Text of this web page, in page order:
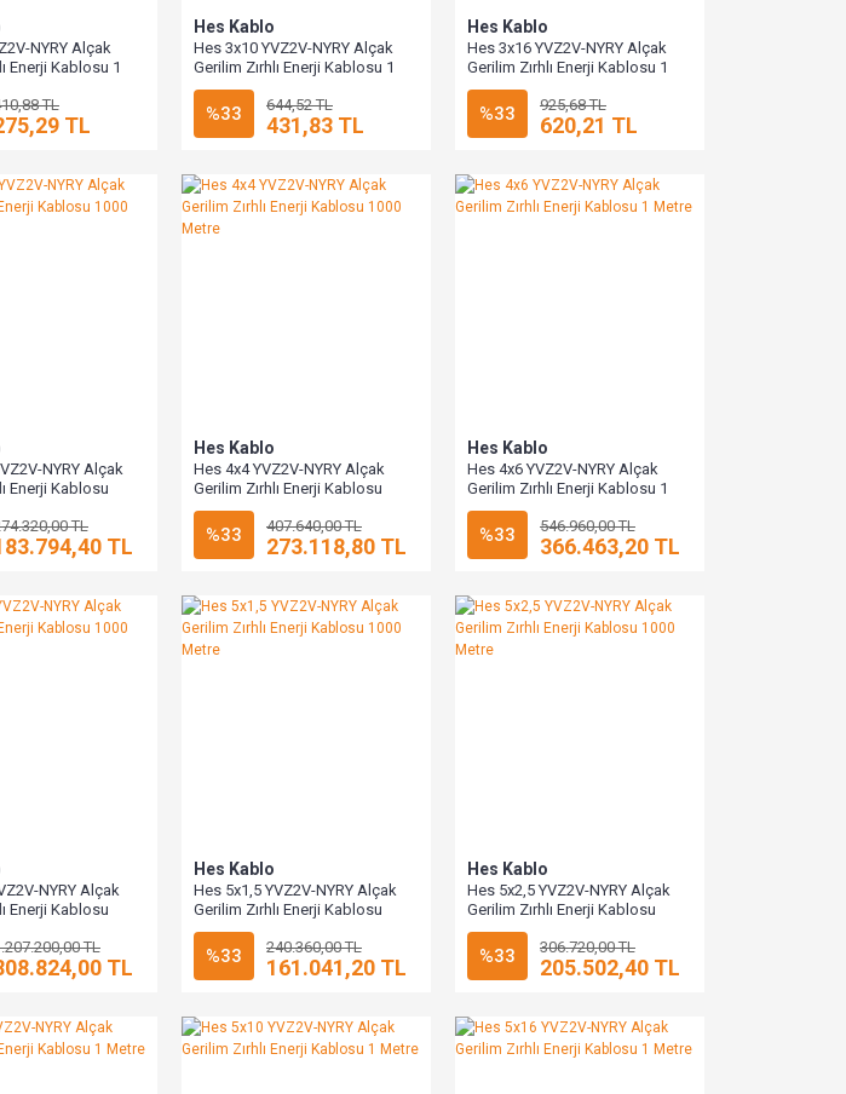
NYRY Alçak
Enerji Kablosu 1
TL
TL
Hes Kablo
Hes 3x10 YVZ2V-NYRY Alçak
Gerilim Zırhlı Enerji Kablosu 1
Metre
%33 644,52 TL
431,83 TL
Hes Kablo
Hes 3x16 YVZ2V-NYRY Alçak
Gerilim Zırhlı Enerji Kablosu 1
Metre
%33 925,68 TL
620,21 TL
NYRY Alçak
Enerji Kablosu
TL
TL
Hes Kablo
Hes 4x4 YVZ2V-NYRY Alçak
Gerilim Zırhlı Enerji Kablosu
1000 Metre
%33 407.640,00 TL
273.118,80 TL
Hes Kablo
Hes 4x6 YVZ2V-NYRY Alçak
Gerilim Zırhlı Enerji Kablosu 1
Metre
%33 546.960,00 TL
366.463,20 TL
NYRY Alçak
Enerji Kablosu
TL
TL
Hes Kablo
Hes 5x1,5 YVZ2V-NYRY Alçak
Gerilim Zırhlı Enerji Kablosu
1000 Metre
%33 240.360,00 TL
161.041,20 TL
Hes Kablo
Hes 5x2,5 YVZ2V-NYRY Alçak
Gerilim Zırhlı Enerji Kablosu
1000 Metre
%33 306.720,00 TL
205.502,40 TL